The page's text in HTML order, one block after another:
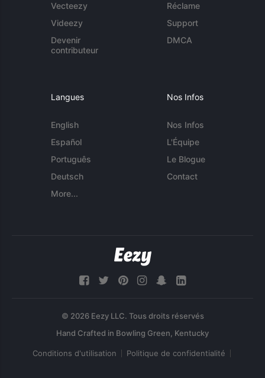
Vecteezy
Videezy
Devenir
contributeur
Réclame
Support
DMCA
Langues
English
Español
Português
Deutsch
More...
Nos Infos
Nos Infos
L'Équipe
Le Blogue
Contact
© 2026 Eezy LLC. Tous droits réservés
Conditions d'utilisation Politique de confidentialité